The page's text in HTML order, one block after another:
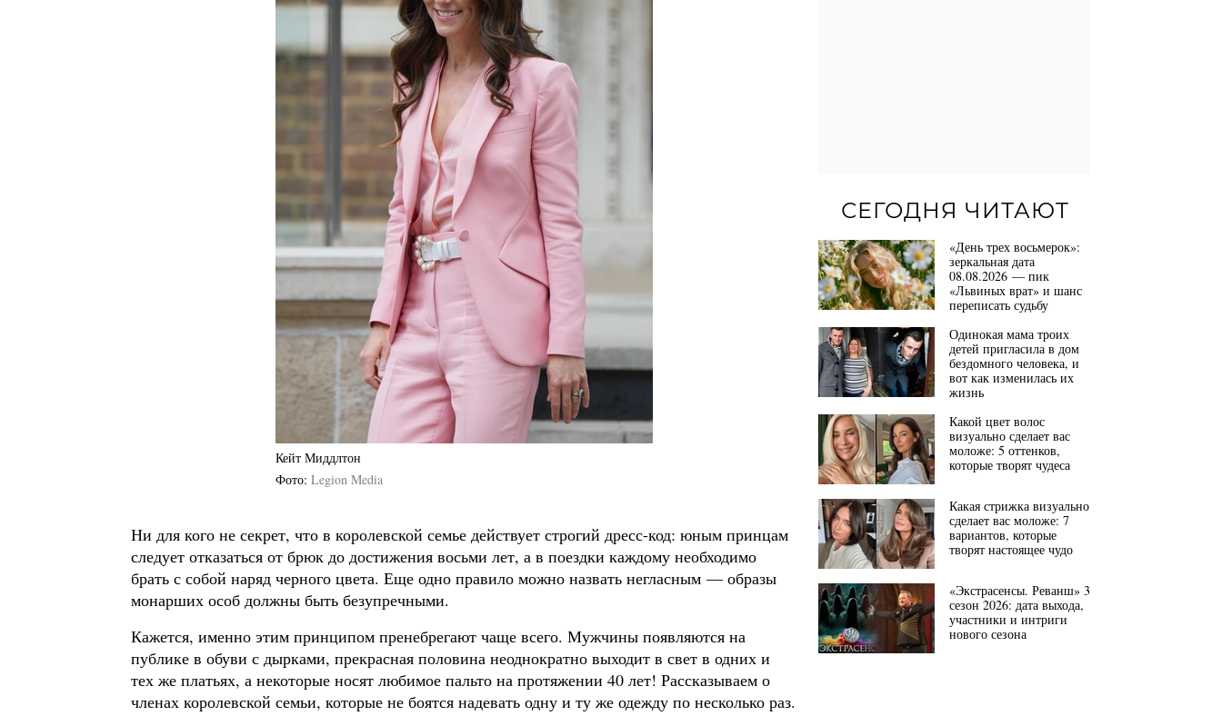
Кейт Миддлтон
Фото Legion Media
Ни для кого не секрет, что в королевской семье действует строгий дресс-код: юным принцам
следует отказаться от брюк до достижения восьми лет, а в поездки каждому необходимо
брать с собой наряд черного цвета. Еще одно правило можно назвать негласным — образы
монарших особ должны быть безупречными.
Кажется, именно этим принципом пренебрегают чаще всего. Мужчины появляются на
публике в обуви с дырками, прекрасная половина неоднократно выходит в свет в одних и
тех же платьях, а некоторые носят любимое пальто на протяжении 40 лет! Рассказываем о
членах королевской семьи, которые не боятся надевать одну и ту же одежду по несколько раз.
СЕГОДНЯ ЧИТАЮТ
«День трех восьмерок»:
зеркальная дата
08.08.2026 — пик
«Львиных врат» и шанс
переписать судьбу
Одинокая мама троих
детей пригласила в дом
бездомного человека, и
вот как изменилась их
жизнь
Какой цвет волос
визуально сделает вас
моложе: 5 оттенков,
которые творят чудеса
Какая стрижка визуально
сделает вас моложе: 7
вариантов, которые
творят настоящее чудо
«Экстрасенсы. Реванш» 3
сезон 2026: дата выхода,
участники и интриги
нового сезона